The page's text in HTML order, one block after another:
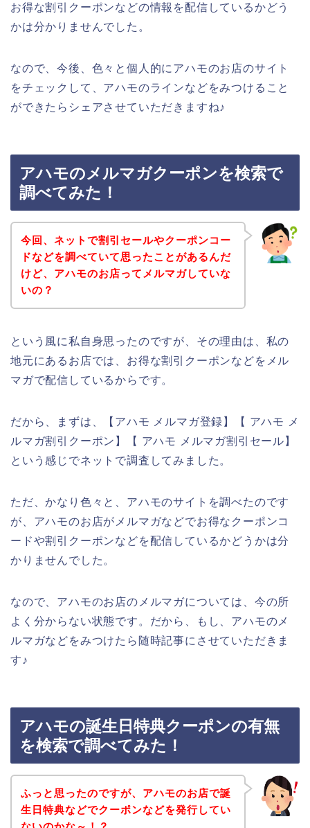
お得な割引クーポンなどの情報を配信しているかどう
かは分かりませんでした。
なので、今後、色々と個人的にアハモのお店のサイト
をチェックして、アハモのラインなどをみつけること
ができたらシェアさせていただきますね♪
アハモのメルマガクーポンを検索で
調べてみた！
今回、ネットで割引セールやクーポンコー
ドなどを調べていて思ったことがあるんだ
けど、アハモのお店ってメルマガしていな
いの？
という風に私自身思ったのですが、その理由は、私の
地元にあるお店では、お得な割引クーポンなどをメル
マガで配信しているからです。
だから、まずは、【アハモ メルマガ登録】【 アハモ メ
ルマガ割引クーポン】【 アハモ メルマガ割引セール】
という感じでネットで調査してみました。
ただ、かなり色々と、アハモのサイトを調べたのです
が、アハモのお店がメルマガなどでお得なクーポンコ
ードや割引クーポンなどを配信しているかどうかは分
かりませんでした。
なので、アハモのお店のメルマガについては、今の所
よく分からない状態です。だから、もし、アハモのメ
ルマガなどをみつけたら随時記事にさせていただきま
す♪
アハモの誕生日特典クーポンの有無
を検索で調べてみた！
ふっと思ったのですが、アハモのお店で誕
生日特典などでクーポンなどを発行してい